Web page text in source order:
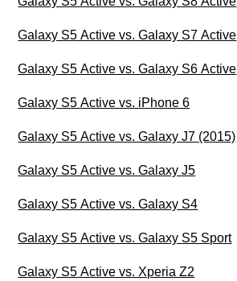
Galaxy S5 Active vs. Galaxy S7 Active
Galaxy S5 Active vs. Galaxy S6 Active
Galaxy S5 Active vs. iPhone 6
Galaxy S5 Active vs. Galaxy J7 (2015)
Galaxy S5 Active vs. Galaxy J5
Galaxy S5 Active vs. Galaxy S4
Galaxy S5 Active vs. Galaxy S5 Sport
Galaxy S5 Active vs. Xperia Z2